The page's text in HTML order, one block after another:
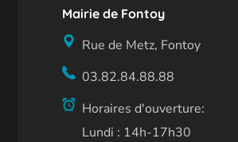
Mairie de Fontoy
Rue de Metz, Fontoy
03.82.84.88.88
Horaires d'ouverture:
Lundi : 14h-17h30